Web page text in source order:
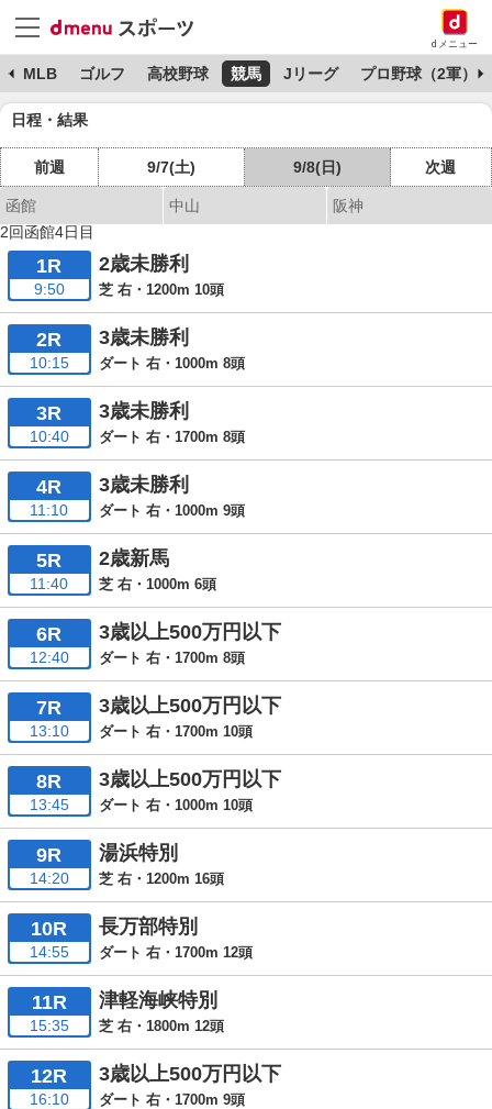
dメニュー
MLB ゴルフ 高校野球 競馬 Jリーグ プロ野球（2軍）
日程・結果
前週 9/7(土) 9/8(日) 次週
函館 中山
阪神
2回函館4日目
1R
9:50
2歳未勝利
芝 右・1200m 10頭
2R
10:15
3歳未勝利
ダート 右・1000m 8頭
3R
10:40
3歳未勝利
ダート 右・1700m 8頭
4R
11:10
3歳未勝利
ダート 右・1000m 9頭
5R
11:40
2歳新馬
芝 右・1000m 6頭
6R
12:40
3歳以上500万円以下
ダート 右・1700m 8頭
7R
13:10
3歳以上500万円以下
ダート 右・1700m 10頭
8R
13:45
3歳以上500万円以下
ダート 右・1000m 10頭
9R
14:20
湯浜特別
芝 右・1200m 16頭
10R
14:55
長万部特別
ダート 右・1700m 12頭
11R
15:35
津軽海峡特別
芝 右・1800m 12頭
12R
16:10
3歳以上500万円以下
ダート 右・1700m 9頭